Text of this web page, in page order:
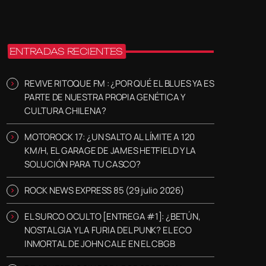
ENTRADAS RECIENTES
REVIVE RITOQUE FM : ¿POR QUÉ EL BLUES YA ES
PARTE DE NUESTRA PROPIA GENÉTICA Y
CULTURA CHILENA?
MOTOROCK 17: ¿UN SALTO AL LÍMITE A 120
KM/H, EL GARAGE DE JAMES HETFIELD Y LA
SOLUCIÓN PARA TU CASCO?
ROCK NEWS EXPRESS 85 (29 julio 2026)
EL SURCO OCULTO [ENTREGA #1]: ¿BETÚN,
NOSTALGIA Y LA FURIA DEL PUNK? EL ECO
INMORTAL DE JOHN CALE EN EL CBGB